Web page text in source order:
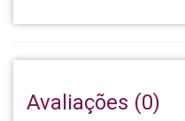
Avaliações (0)